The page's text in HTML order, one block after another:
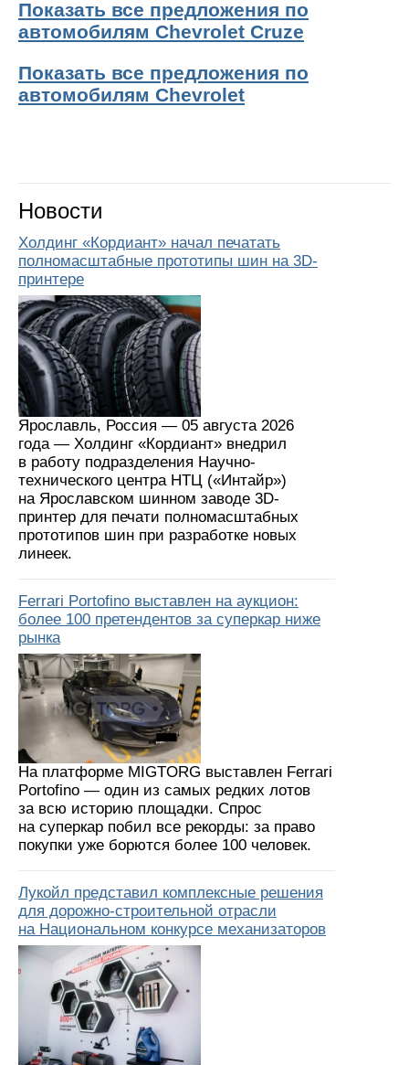
Показать все предложения по
автомобилям Chevrolet Cruze
Показать все предложения по
автомобилям Chevrolet
Новости
Холдинг «Кордиант» начал печатать
полномасштабные прототипы шин на 3D-
принтере
Ярославль, Россия — 05 августа 2026
года — Холдинг «Кордиант» внедрил
в работу подразделения Научно-
технического центра НТЦ («Интайр»)
на Ярославском шинном заводе 3D-
принтер для печати полномасштабных
прототипов шин при разработке новых
линеек.
Ferrari Portofino выставлен на аукцион:
более 100 претендентов за суперкар ниже
рынка
На платформе MIGTORG выставлен Ferrari
Portofino — один из самых редких лотов
за всю историю площадки. Спрос
на суперкар побил все рекорды: за право
покупки уже борются более 100 человек.
Лукойл представил комплексные решения
для дорожно-строительной отрасли
на Национальном конкурсе механизаторов